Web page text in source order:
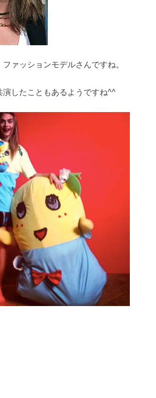
ァッションモデルさんですね。
演したこともあるようですね^^